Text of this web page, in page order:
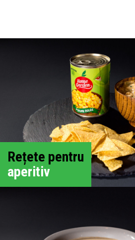
Rețete pentru
aperitiv